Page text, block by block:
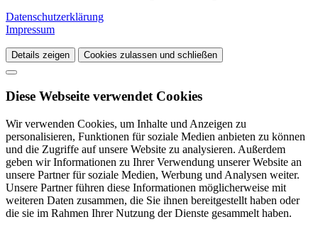
Datenschutzerklärung
Impressum
Details zeigen Cookies zulassen und schließen
Diese Webseite verwendet Cookies
Wir verwenden Cookies, um Inhalte und Anzeigen zu
personalisieren, Funktionen für soziale Medien anbieten zu können
und die Zugriffe auf unsere Website zu analysieren. Außerdem
geben wir Informationen zu Ihrer Verwendung unserer Website an
unsere Partner für soziale Medien, Werbung und Analysen weiter.
Unsere Partner führen diese Informationen möglicherweise mit
weiteren Daten zusammen, die Sie ihnen bereitgestellt haben oder
die sie im Rahmen Ihrer Nutzung der Dienste gesammelt haben.